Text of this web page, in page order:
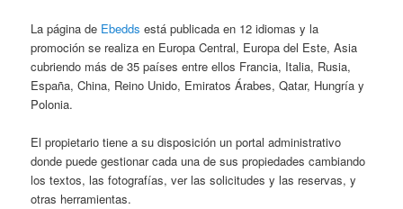
La página de Ebeddsestá publicada en 12 idiomas y la
promoción se realiza en Europa Central, Europa del Este, Asia
cubriendo más de 35 países entre ellos Francia, Italia, Rusia,
España, China, Reino Unido, Emiratos Árabes, Qatar, Hungría y
Polonia.
El propietario tiene a su disposición un portal administrativo
donde puede gestionar cada una de sus propiedades cambiando
los textos, las fotografías, ver las solicitudes y las reservas, y
otras herramientas.